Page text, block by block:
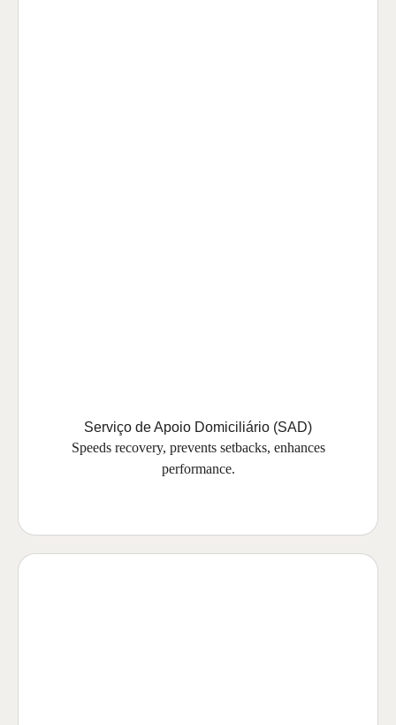
Serviço de Apoio Domiciliário (SAD)
Speeds recovery, prevents setbacks, enhances
performance.